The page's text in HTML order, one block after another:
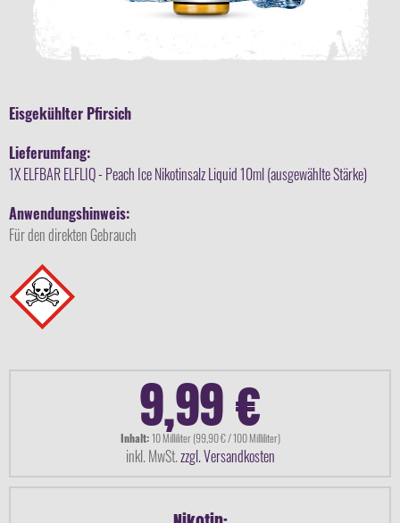
Eisgekühlter Pfirsich
Lieferumfang:
1X ELFBAR ELFLIQ - Peach Ice Nikotinsalz Liquid 10ml (ausgewählte Stärke)
Anwendungshinweis:
Für den direkten Gebrauch
9,99 €
Inhalt:10 Milliliter (99,90 € / 100 Milliliter)
inkl. MwSt.zzgl. Versandkosten